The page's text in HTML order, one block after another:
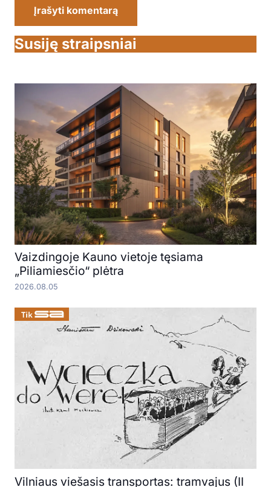
Įrašyti komentarą
Susiję straipsniai
Vaizdingoje Kauno vietoje tęsiama
„Piliamiesčio“ plėtra
2026.08.05
Vilniaus viešasis transportas: tramvajus (II